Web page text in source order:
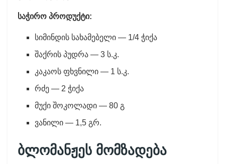
საჭირო პროდუქტი:
სიმინდის სახამებელი — 1/4 ჭიქა
შაქრის პუდრა — 3 ს.კ.
კაკაოს ფხვნილი — 1 ს.კ.
რძე — 2 ჭიქა
მუქი შოკოლადი — 80 გ
ვანილი — 1,5 გრ.
ბლომანჟეს მომზადება